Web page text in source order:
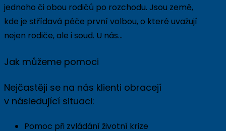
jednoho či obou rodičů po rozchodu. Jsou země,
kde je střídavá péče první volbou, o které uvažují
nejen rodiče, ale i soud. U nás…
Jak můžeme pomoci
Nejčastěji se na nás klienti obracejí
v následující situaci:
Pomoc při zvládání životní krize